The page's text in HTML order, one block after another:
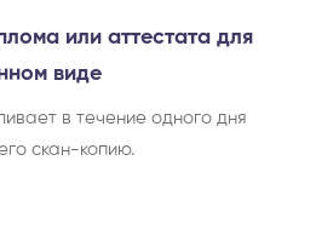
или аттестата для
виде
в течение одного дня
скан-копию.